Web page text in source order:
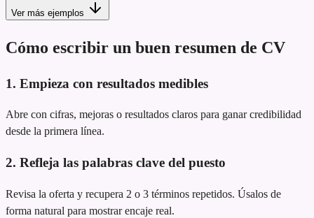
Ver más ejemplos
Cómo escribir un buen resumen de CV
1. Empieza con resultados medibles
Abre con cifras, mejoras o resultados claros para ganar credibilidad
desde la primera línea.
2. Refleja las palabras clave del puesto
Revisa la oferta y recupera 2 o 3 términos repetidos. Úsalos de
forma natural para mostrar encaje real.